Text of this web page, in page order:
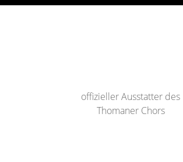
offizieller Ausstatter des
Thomaner Chors